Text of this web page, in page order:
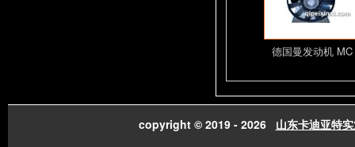
德国曼发动机 MC
copyright © 2019 - 2026 山东卡迪亚特